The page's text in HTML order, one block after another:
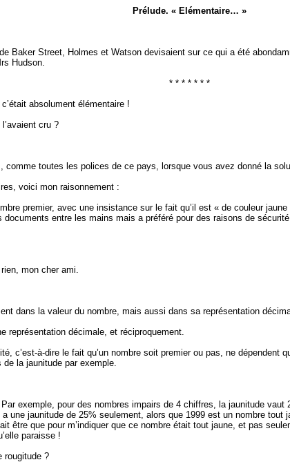
Prélude. « Elémentaire… »
Baker Street, Holmes et Watson devisaient sur ce qui a été
Hudson.
* * * * * * *
absolument élémentaire !
cru ?
toutes les polices de ce pays, lorsque vous avez donné la
voici mon raisonnement :
premier, avec une insistance sur le fait qu’il est « de couleur jaune
entre les mains mais a préféré pour des raisons de
mon cher ami.
dans la valeur du nombre, mais aussi dans sa représentation
représentation décimale, et réciproquement.
c’est-à-dire le fait qu’un nombre soit premier ou pas, ne
de la jaunitude par exemple.
exemple, pour des nombres impairs de 4 chiffres, la jaunitude vaut
aune jaunitude de 25% seulement, alors que 1999 est un nombre tout
être que pour m’indiquer que ce nombre était tout jaune, et pas
paraisse !
rougitude ?